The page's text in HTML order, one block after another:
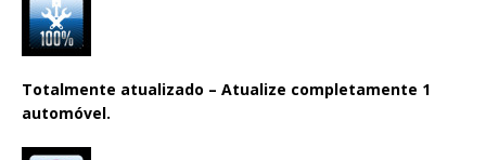
Totalmente atualizado – Atualize completamente 1
automóvel.